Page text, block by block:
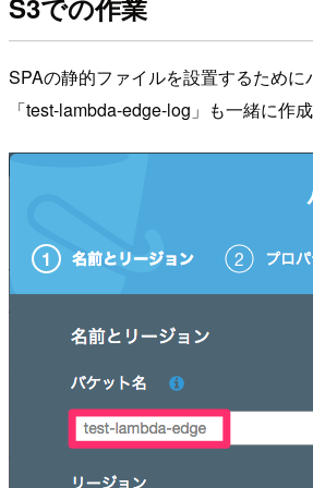
S3での作業
SPAの静的ファイルを設置するため
「test-lambda-edge-log」も一緒に作